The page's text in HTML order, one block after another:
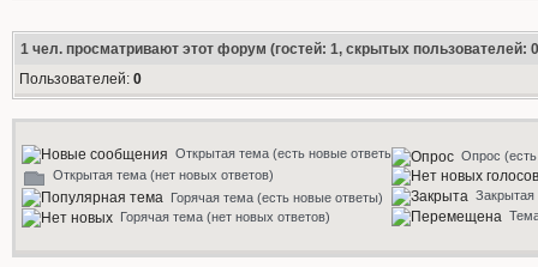
1чел. просматривают этот форум (гостей: 1, скрытых пользователей:
Пользователей: 0
Открытая тема (есть новые ответы)
Открытая тема (нет новых ответов)
Горячая тема (есть новые ответы)
Горячая тема (нет новых ответов)
Опрос
Закрытая